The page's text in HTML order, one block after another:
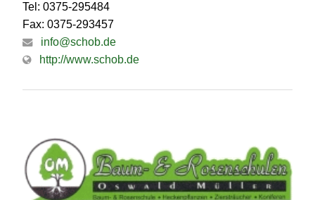
Tel: 0375-295484
Fax: 0375-293457
info@schob.de
http://www.schob.de